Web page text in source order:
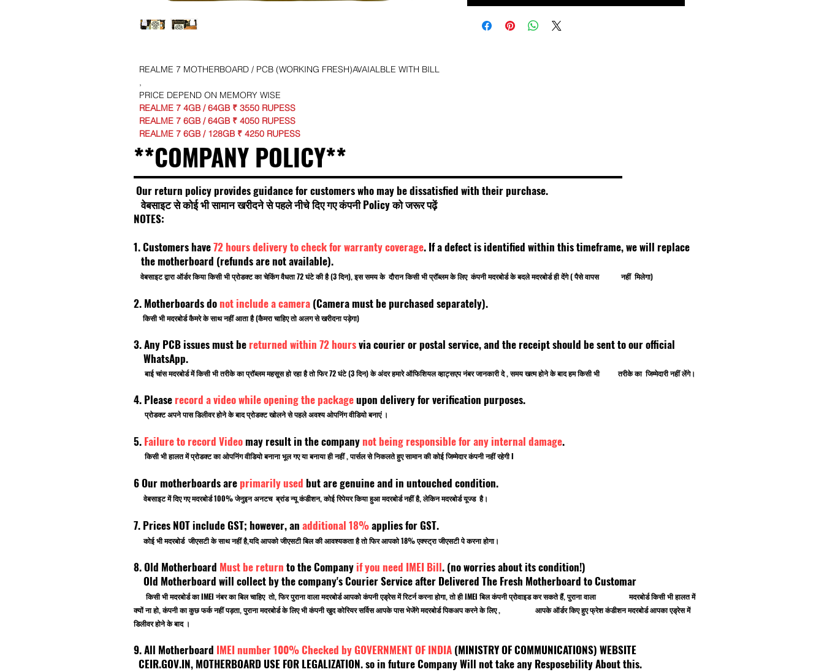
REALME 7 MOTHERBOARD / PCB (WORKING FRESH)AVAIALBLE WITH BILL
,
PRICE DEPEND ON MEMORY WISE
REALME 7 4GB / 64GB ₹ 3550 RUPESS
REALME 7 6GB / 64GB ₹ 4050 RUPESS
REALME 7 6GB / 128GB ₹ 4250 RUPESS
**COMPANY POLICY**
Our return policy provides guidance for customers who may be dissatisfied with their purchase.
वेबसाइट से कोई भी सामान खरीदने से पहले नीचे दिए गए कंपनी Policy को जरूर पढ़ें
NOTES:
1. Customers have72 hours delivery to check for warranty coverage. If a defect is identified within this timeframe, we will replace
the motherboard (refunds are not available).
वेबसाइट द्वारा ऑर्डर किया किसी भी प्रोडक्ट का चेकिंग वैधता 72 घंटे की है (3 दिन), इस समय के दौरान किसी भी प्रॉब्लम के लिए कंपनी मदरबोर्ड के बदले मदरबोर्ड ही देंगे ( पैसे वापस नहीं मिलेगा)
2. Motherboards donot include a camera (Camera must be purchased separately).
किसी भी मदरबोर्ड कैमरे के साथ नहीं आता है (कैमरा चाहिए तो अलग से खरीदना पड़ेगा)
3. Any PCB issues must be returned within 72 hoursvia courier or postal service, and the receipt should be sent to our official
WhatsApp.
बाई चांस मदरबोर्ड में किसी भी तरीके का प्रॉब्लम महसूस हो रहा है तो फिर 72 घंटे (3 दिन) के अंदर हमारे ऑफिशियल व्हाट्सएप नंबर जानकारी दे , समय खत्म होने के बाद हम किसी भी तरीके का जिम्मेदारी नहीं लेंगे।
4. Please record a video while opening the packageupon delivery for verification purposes.
प्रोडक्ट अपने पास डिलीवर होने के बाद प्रोडक्ट खोलने से पहले अवश्य ओपनिंग वीडियो बनाएं ।
5. Failure to record Videomay result in the companynot being responsible for any internal damage.
किसी भी हालत में प्रोडक्ट का ओपनिंग वीडियो बनाना भूल गए या बनाया ही नहीं , पार्सल से निकलते हुए सामान की कोई जिम्मेदार कंपनी नहीं रहेगी I
6 Our motherboards areprimarily used but are genuine and in untouched condition.
वेबसाइट में दिए गए मदरबोर्ड 100% जेनुइन अनटच ब्रांड न्यू कंडीशन, कोई रिपेयर किया हुआ मदरबोर्ड नहीं है, लेकिन मदरबोर्ड यूज्ड है।
7. Prices NOT include GST; however, an additional 18%applies for GST.
कोई भी मदरबोर्ड जीएसटी के साथ नहीं है,यदि आपको जीएसटी बिल की आवश्यकता है तो फिर आपको 18% एक्स्ट्रा जीएसटी पे करना होगा।
8. Old Motherboard Must be return to the Companyif you need IMEI Bill. (no worries about its condition!)
Old Motherboard will collect by the company's Courier Service after Delivered The Fresh Motherboard to Customar
किसी भी मदरबोर्ड का IMEI नंबर का बिल चाहिए तो, फिर पुराना वाला मदरबोर्ड आपको कंपनी एड्रेस में रिटर्न करना होगा, तो ही IMEI बिल कंपनी प्रोवाइड कर सकते हैं, पुराना वाला मदरबोर्ड किसी भी हालत में
क्यों ना हो, कंपनी का कुछ फर्क नहीं पड़ता, पुराना मदरबोर्ड के लिए भी कंपनी खुद कोरियर सर्विस आपके पास भेजेंगे मदरबोर्ड पिकअप करने के लिए , आपके ऑर्डर किए हुए फ्रेश कंडीशन मदरबोर्ड आपका एड्रेस में
डिलीवर होने के बाद ।
9. All Motherboard IMEI number 100% Checked by GOVERNMENT OF INDIA (MINISTRY OF COMMUNICATIONS) WEBSITE
CEIR.GOV.IN, MOTHERBOARD USE FOR LEGALIZATION. so in future Company Will not take any Resposebility About this.